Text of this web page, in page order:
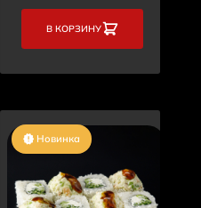
В КОРЗИНУ
Новинка